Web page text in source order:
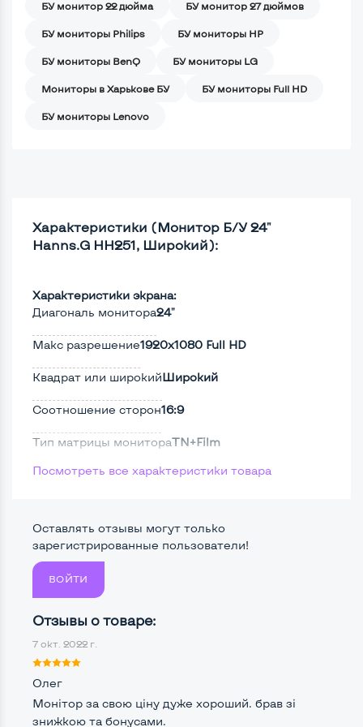
БУ монитор 22 дюйма БУ монитор 27 дюймов
БУ мониторы Philips БУ мониторы HP
БУ мониторы BenQ БУ мониторы LG
Мониторы в Харькове БУ БУ мониторы Full HD
БУ мониторы Lenovo
Характеристики (Монитор Б/У 24"
Hanns.G HH251, Широкий):
Характеристики экрана:
Диагональ монитора24"
Макс разрешение1920x1080 Full HD
Квадрат или широкийШирокий
Соотношение сторон16:9
Тип матрицы монитораTN+Film
Тип подсветки монитораCCFL
Разъемы подключения:
Крепление сзади, типа VESA
Интерфейс подключения VGA
Посмотреть все характеристики товара
Оставлять отзывы могут только
зарегистрированные пользователи!
ВОЙТИ
Отзывы о товаре:
7 окт. 2022 г.
Олег
Монітор за свою ціну дуже хороший. брав зі
знижкою та бонусами.